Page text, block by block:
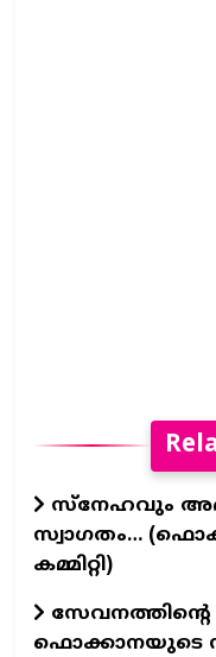
സ്നേഹവും
സ്വാഗതം…
കമ്മിറ്റി)
ഫൊക്കാനയുടെ